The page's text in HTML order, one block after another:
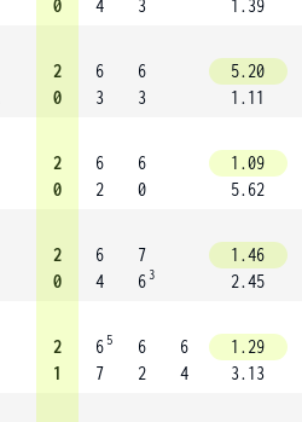
0 4 3
1.39
2
0
6
3
6
3
5.20
1.11
2
0
6
2
6
0
1.09
5.62
2
0
6
4
7
6 3
1.46
2.45
2
1
6 5
7
6
2
6
4
1.29
3.13